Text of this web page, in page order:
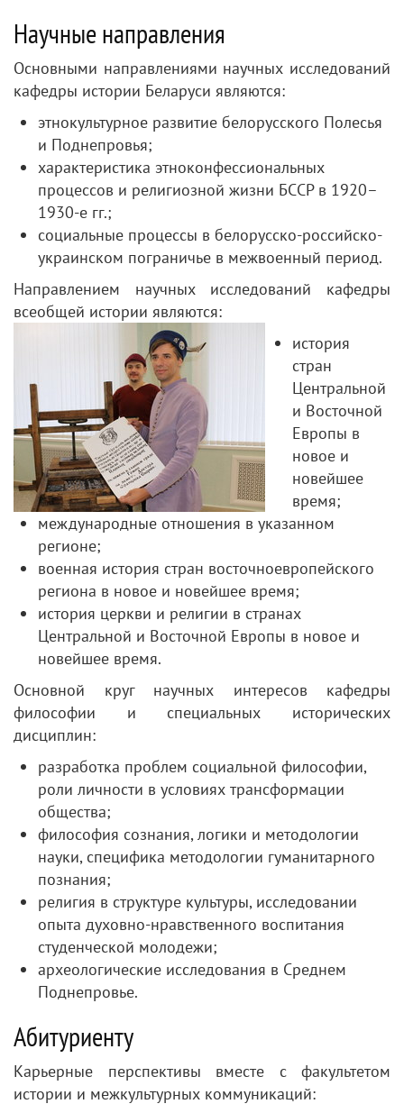
Научные направления
Основными направлениями научных исследований
кафедры истории Беларуси являются:
этнокультурное развитие белорусского Полесья
и Поднепровья;
характеристика этноконфессиональных
процессов и религиозной жизни БССР в 1920–
1930-е гг.;
социальные процессы в белорусско-российско-
украинском пограничье в межвоенный период.
Направлением научных исследований кафедры
всеобщей истории являются:
история
стран
Центральной
и Восточной
Европы в
новое и
новейшее
время;
международные отношения в указанном
регионе;
военная история стран восточноевропейского
региона в новое и новейшее время;
история церкви и религии в странах
Центральной и Восточной Европы в новое и
новейшее время.
Основной круг научных интересов кафедры
философии и специальных исторических
дисциплин:
разработка проблем социальной философии,
роли личности в условиях трансформации
общества;
философия сознания, логики и методологии
науки, специфика методологии гуманитарного
познания;
религия в структуре культуры, исследовании
опыта духовно-нравственного воспитания
студенческой молодежи;
археологические исследования в Среднем
Поднепровье.
Абитуриенту
Карьерные перспективы вместе с факультетом
истории и межкультурных коммуникаций: